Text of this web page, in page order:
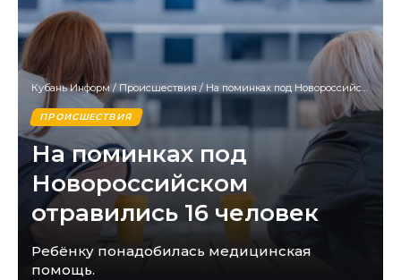
Кубань Информ / Происшествия / На поминках под Новороссийском отравились 16 человек
ПРОИСШЕСТВИЯ
На поминках под
Новороссийском
отравились 16 человек
Ребёнку понадобилась медицинская
помощь.